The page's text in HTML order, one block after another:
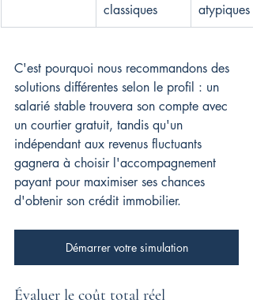
classiques
atypiques
C'est pourquoi nous recommandons des
solutions différentes selon le profil : un
salarié stable trouvera son compte avec
un courtier gratuit, tandis qu'un
indépendant aux revenus fluctuants
gagnera à choisir l'accompagnement
payant pour maximiser ses chances
d'obtenir son crédit immobilier.
Démarrer votre simulation
Évaluer le coût total réel